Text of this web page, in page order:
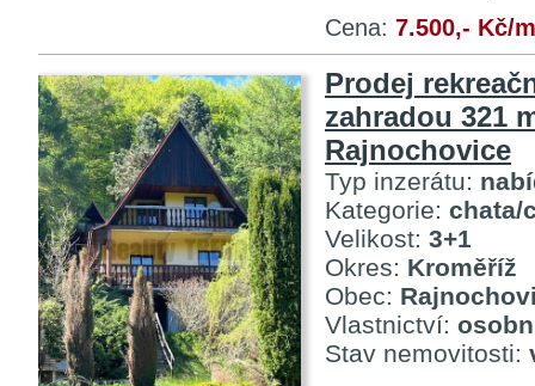
Cena: 7.500,- Kč/
Prodej
zahradou 321
Rajnochovice
Typ inzerátu:
Kategorie: chata/
Velikost: 3+1
Okres: Kroměříž
Obec:
Vlastnictví:
Stav nemovitosti: